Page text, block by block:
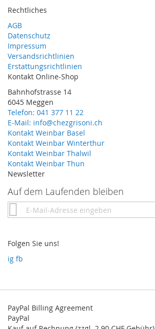
Rechtliches
AGB
Datenschutz
Impressum
Versandsrichtlinien
Erstattungsrichtlinien
Kontakt Online-Shop
Bahnhofstrasse 14
6045 Meggen
Telefon: 041 377 11 22
E-Mail: info@chezgrisoni.ch
Kontakt Weinbar Basel
Kontakt Weinbar Winterthur
Kontakt Weinbar Thalwil
Kontakt Weinbar Thun
Newsletter
Auf dem Laufenden bleiben
Annmeldung
zum
Folgen Sie uns!
ig fb
PayPal Billing Agreement
PayPal